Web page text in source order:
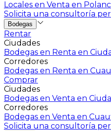
Locales en Venta en
Solicita una consultoría
Bodegas
Rentar
Ciudades
Bodegas en Renta en
Corredores
Bodegas en Renta en
Comprar
Ciudades
Bodegas en Venta en
Corredores
Bodegas en Venta en
Solicita una consultoría